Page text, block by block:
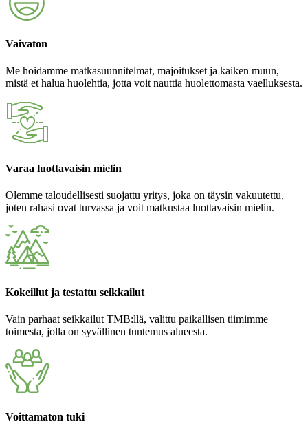
Vaivaton
Me hoidamme matkasuunnitelmat, majoitukset ja kaiken muun,
mistä et halua huolehtia, jotta voit nauttia huolettomasta vaelluksesta.
Varaa luottavaisin mielin
Olemme taloudellisesti suojattu yritys, joka on täysin vakuutettu,
joten rahasi ovat turvassa ja voit matkustaa luottavaisin mielin.
Kokeillut ja testattu seikkailut
Vain parhaat seikkailut TMB:llä, valittu paikallisen tiimimme
toimesta, jolla on syvällinen tuntemus alueesta.
Voittamaton tuki